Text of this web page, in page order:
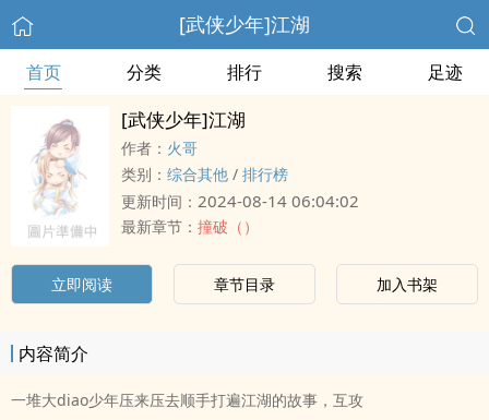
[武侠少年]江湖
首页 分类 排行 搜索 足迹
[武侠少年]江湖
作者： 火哥
类别： 综合其他 / 排行榜
更新时间： 2024-08-14 06:04:02
最新章节： 撞破（）
立即阅读 章节目录 加入书架
内容简介
一堆大diao少年压来压去顺手打遍江湖的故事，互攻